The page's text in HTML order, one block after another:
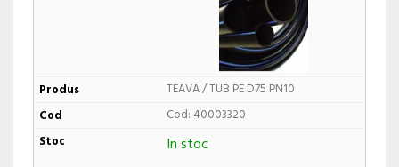
TEAVA / TUB PE D75 PN10
Cod: 40003320
In stoc